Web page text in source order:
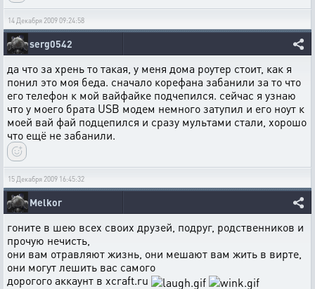
14 Декабря 2009 09:24:58
serg0542
да что за хрень то такая, у меня дома роутер стоит, как я
понил это моя беда. сначало корефана забанили за то что
его телефон к мой вайфайке подчепился. сейчас я узнаю
что у моего брата USB модем немного затупил и его ноут к
моей вай фай подцепился и сразу мультами стали, хорошо
что ещё не забанили.
15 Декабря 2009 16:45:32
Melkor
гоните в шею всех своих друзей, подруг, родственников и
прочую нечисть,
они вам отравляют жизнь, они мешают вам жить в вирте,
они могут лешить вас самого
дорогого аккаунт в xcraft.ru